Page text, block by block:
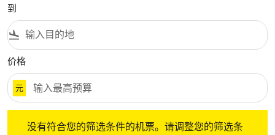
到
flight_land
价格
元
没有符合您的筛选条件的机票。请调整您的筛选条